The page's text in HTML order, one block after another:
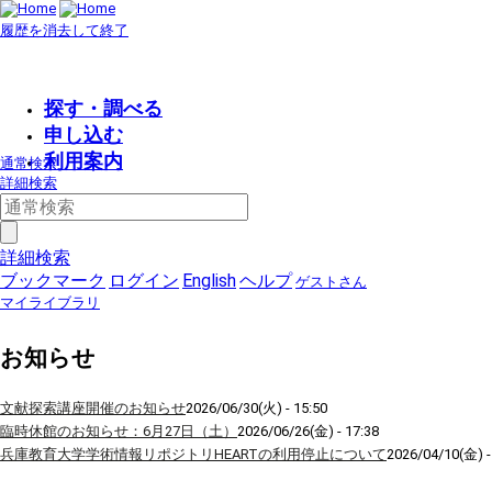
履歴を消去して終了
探す・調べる
申し込む
利用案内
通常検索
詳細検索
詳細検索
ブックマーク ログイン Englishヘルプ ゲストさん
マイライブラリ
お知らせ
文献探索講座開催のお知らせ2026/06/30(火) - 15:50
臨時休館のお知らせ：6月27日（土） 2026/06/26(金) - 17:38
兵庫教育大学学術情報リポジトリHEARTの利用停止について2026/04/10(金)